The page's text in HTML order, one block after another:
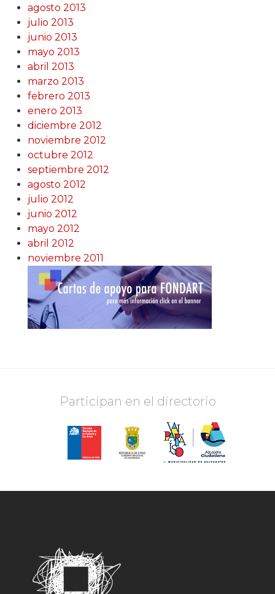
agosto 2013
julio 2013
junio 2013
mayo 2013
abril 2013
marzo 2013
febrero 2013
enero 2013
diciembre 2012
noviembre 2012
octubre 2012
septiembre 2012
agosto 2012
julio 2012
junio 2012
mayo 2012
abril 2012
noviembre 2011
Participan en el directorio